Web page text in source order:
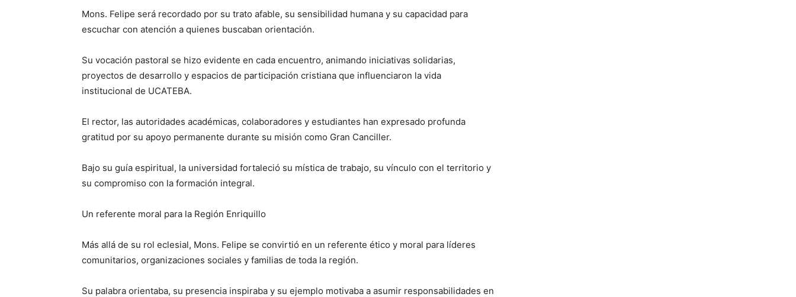
Mons. Felipe será recordado por su trato afable, su sensibilidad humana y su capacidad para
escuchar con atención a quienes buscaban orientación.
Su vocación pastoral se hizo evidente en cada encuentro, animando iniciativas solidarias,
proyectos de desarrollo y espacios de participación cristiana que influenciaron la vida
institucional de UCATEBA.
El rector, las autoridades académicas, colaboradores y estudiantes han expresado profunda
gratitud por su apoyo permanente durante su misión como Gran Canciller.
Bajo su guía espiritual, la universidad fortaleció su mística de trabajo, su vínculo con el territorio y
su compromiso con la formación integral.
Un referente moral para la Región Enriquillo
Más allá de su rol eclesial, Mons. Felipe se convirtió en un referente ético y moral para líderes
comunitarios, organizaciones sociales y familias de toda la región.
Su palabra orientaba, su presencia inspiraba y su ejemplo motivaba a asumir responsabilidades en